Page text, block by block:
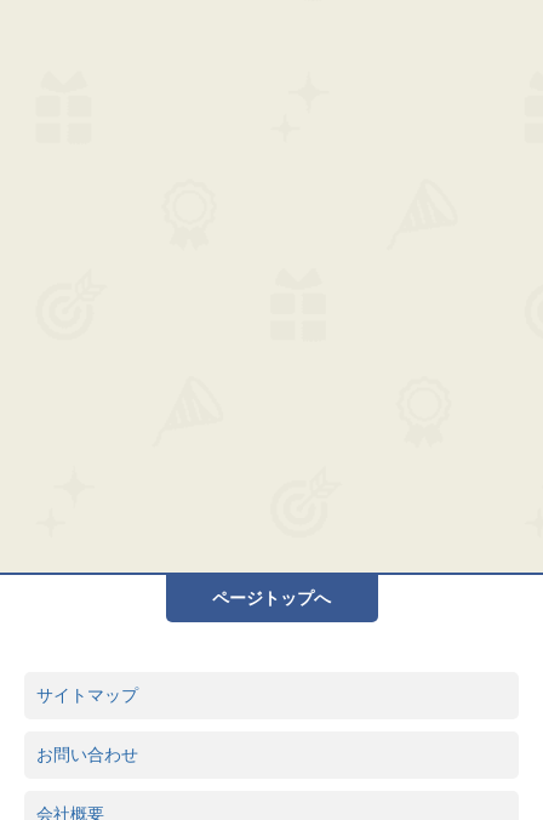
ページトップへ
サイトマップ
お問い合わせ
会社概要